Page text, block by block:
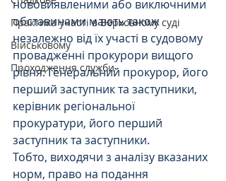
Практика участі в Верховному суді
Військовому
Проходження служби
нововиявленими або виключними
обставинами мають також
незалежно від їх участі в судовому
провадженні прокурори вищого
рівня: Генеральний прокурор, його
перший заступник та заступники,
керівник регіональної
прокуратури, його перший
заступник та заступники.
Тобто, виходячи з аналізу вказаних
норм, право на подання